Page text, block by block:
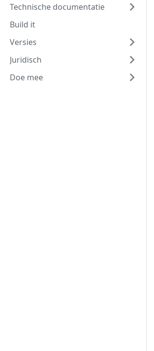
Technische documentatie
Build it
Versies
Juridisch
Doe mee